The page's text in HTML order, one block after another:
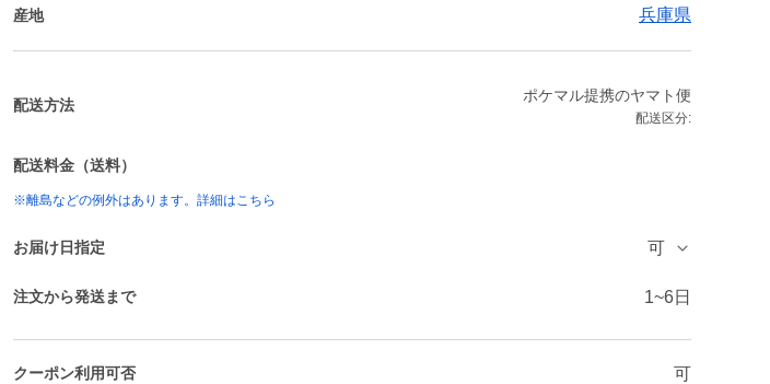
産地 兵庫県
配送方法
ポケマル提携のヤマト便
配送区分:
配送料金（送料）
※離島などの例外はあります。詳細はこちら
お届け日指定 可
注文から発送まで 1~6日
クーポン利用可否 可